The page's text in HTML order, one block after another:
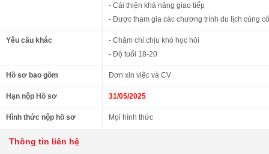
- Cải thiện khả năng giao tiếp
- Được tham gia các chương trình du lịch cùng
Yêu cầu khác
- Chăm chỉ chịu khó học hỏi
- Độ tuổi 18-20
Hồ sơ bao gồm Đơn xin việc và CV
Hạn nộp Hồ sơ 31/05/2025
Hình thức nộp hồ sơ Mọi hình thức
Thông tin liên hệ